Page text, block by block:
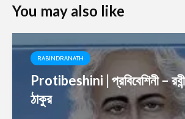
You may also like
RABINDRANATH
Protibeshini | প্রবিবেশিনী –
ঠাকুর